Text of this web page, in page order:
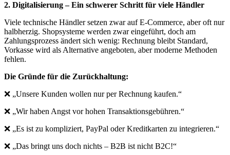
2. Digitalisierung – Ein schwerer Schritt für viele Händler
Viele technische Händler setzen zwar auf E-Commerce, aber oft nur
halbherzig. Shopsysteme werden zwar eingeführt, doch am
Zahlungsprozess ändert sich wenig: Rechnung bleibt Standard,
Vorkasse wird als Alternative angeboten, aber moderne Methoden
fehlen.
Die Gründe für die Zurückhaltung:
❌ „Unsere Kunden wollen nur per Rechnung kaufen.“
❌ „Wir haben Angst vor hohen Transaktionsgebühren.“
❌ „Es ist zu kompliziert, PayPal oder Kreditkarten zu integrieren.“
❌ „Das bringt uns doch nichts – B2B ist nicht B2C!“